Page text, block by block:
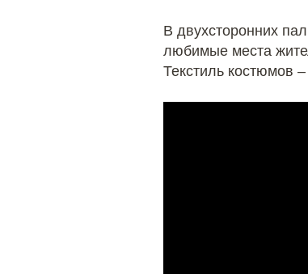
В двухсторонних
любимые места
Текстиль костюмов